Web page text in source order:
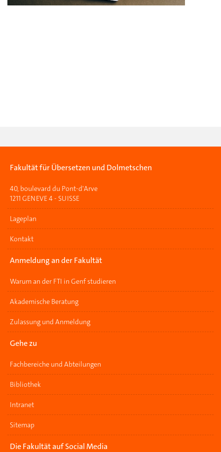
Fakultät für Übersetzen und Dolmetschen
40, boulevard du Pont-d'Arve
1211 GENEVE 4 - SUISSE
Lageplan
Kontakt
Anmeldung an der Fakultät
Warum an der FTI in Genf studieren
Akademische Beratung
Zulassung und Anmeldung
Gehe zu
Fachbereiche und Abteilungen
Bibliothek
Intranet
Sitemap
Die Fakultät auf Social Media